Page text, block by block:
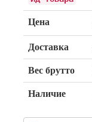
Цена
Доставка
Вес брутто
Наличие